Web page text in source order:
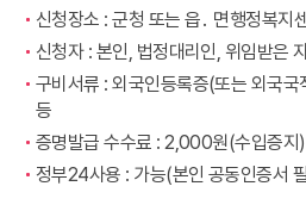
신청장소 : 군청 또는 읍․ 면행정복지
신청자 : 본인, 법정대리인, 위임받은
구비서류 : 외국인등록증(또는 외국
등
증명발급 수수료 : 2,000원(수입증지)
정부24사용 : 가능(본인 공동인증서